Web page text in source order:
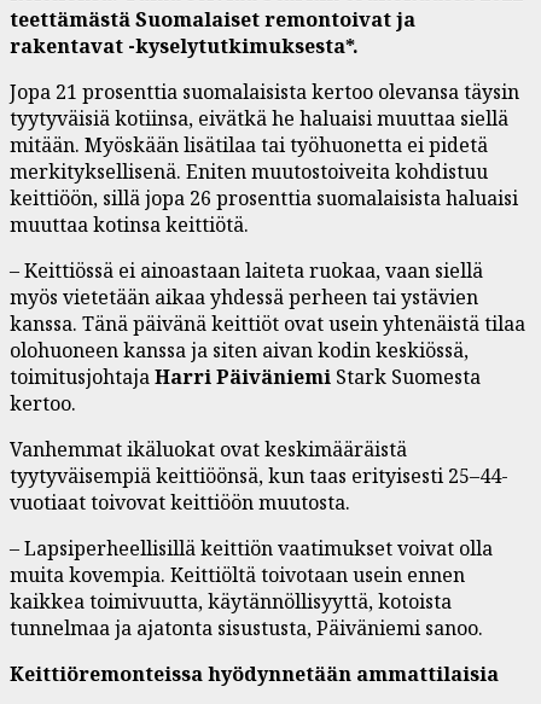
teettämästä Suomalaiset remontoivat ja
rakentavat -kyselytutkimuksesta*.
Jopa 21 prosenttia suomalaisista kertoo olevansa täysin
tyytyväisiä kotiinsa, eivätkä he haluaisi muuttaa siellä
mitään. Myöskään lisätilaa tai työhuonetta ei pidetä
merkityksellisenä. Eniten muutostoiveita kohdistuu
keittiöön, sillä jopa 26 prosenttia suomalaisista haluaisi
muuttaa kotinsa keittiötä.
– Keittiössä ei ainoastaan laiteta ruokaa, vaan siellä
myös vietetään aikaa yhdessä perheen tai ystävien
kanssa. Tänä päivänä keittiöt ovat usein yhtenäistä tilaa
olohuoneen kanssa ja siten aivan kodin keskiössä,
toimitusjohtajaHarri Päiväniemi Stark Suomesta
kertoo.
Vanhemmat ikäluokat ovat keskimääräistä
tyytyväisempiä keittiöönsä, kun taas erityisesti 25–44-
vuotiaat toivovat keittiöön muutosta.
– Lapsiperheellisillä keittiön vaatimukset voivat olla
muita kovempia. Keittiöltä toivotaan usein ennen
kaikkea toimivuutta, käytännöllisyyttä, kotoista
tunnelmaa ja ajatonta sisustusta, Päiväniemi sanoo.
Keittiöremonteissa hyödynnetään ammattilaisia